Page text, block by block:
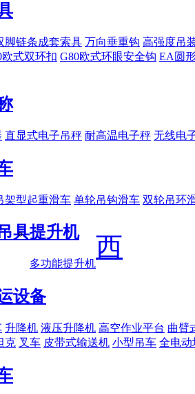
脚链条成套索具 万向垂重钩 高强度吊
欧式双环扣 G80欧式环眼安全钩 EA圆
直显式电子吊秤 耐高温电子秤 无线电
架型起重滑车 单轮吊钩滑车 双轮吊环
具提升机
多功能提升机
设备
升降机 液压升降机 高空作业平台 曲臂
克 叉车 皮带式输送机 小型吊车 全电动
西